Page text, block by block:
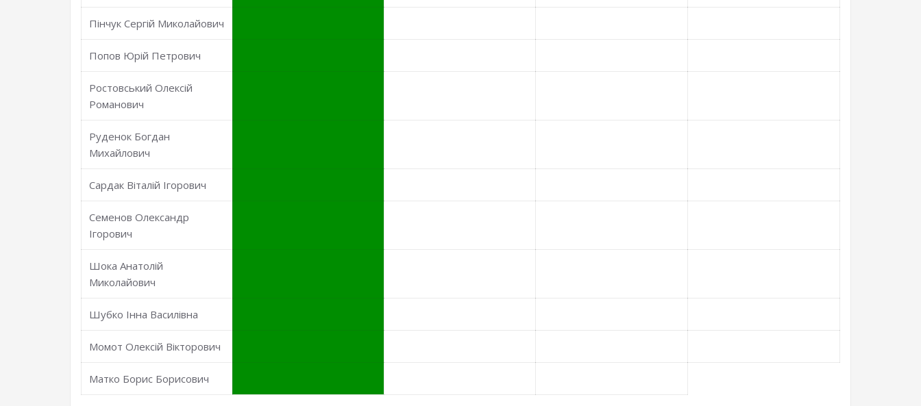
Пінчук Сергій Миколайович
Попов Юрій Петрович
Ростовський Олексій
Романович
Руденок Богдан
Михайлович
Сардак Віталій Ігорович
Семенов Олександр
Ігорович
Шока Анатолій
Миколайович
Шубко Інна Василівна
Момот Олексій Вікторович
Матко Борис Борисович